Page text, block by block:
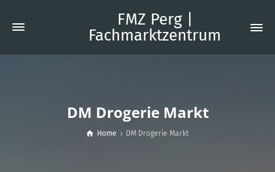
FMZ Perg |
Fachmarktzentrum
DM Drogerie Markt
Home DM Drogerie Markt